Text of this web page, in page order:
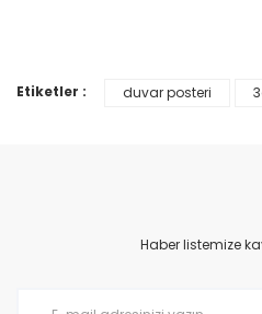
Ürün bilgilerinde hatalar
Etiketler : duvar posteri
Haber listemize